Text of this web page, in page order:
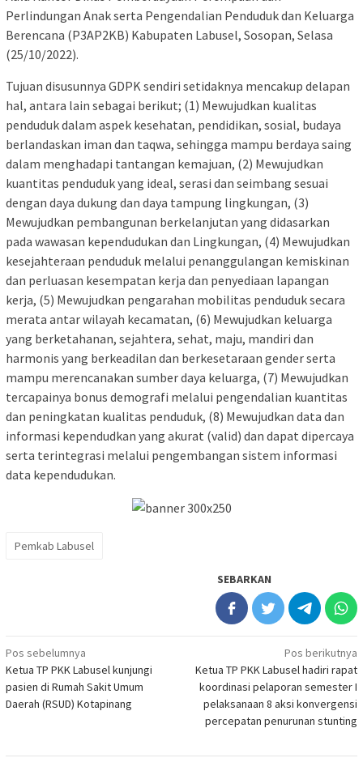
Perlindungan Anak serta Pengendalian Penduduk dan Keluarga
Berencana (P3AP2KB) Kabupaten Labusel, Sosopan, Selasa
(25/10/2022).
Tujuan disusunnya GDPK sendiri setidaknya mencakup delapan
hal, antara lain sebagai berikut; (1) Mewujudkan kualitas
penduduk dalam aspek kesehatan, pendidikan, sosial, budaya
berlandaskan iman dan taqwa, sehingga mampu berdaya saing
dalam menghadapi tantangan kemajuan, (2) Mewujudkan
kuantitas penduduk yang ideal, serasi dan seimbang sesuai
dengan daya dukung dan daya tampung lingkungan, (3)
Mewujudkan pembangunan berkelanjutan yang didasarkan
pada wawasan kependudukan dan Lingkungan, (4) Mewujudkan
kesejahteraan penduduk melalui penanggulangan kemiskinan
dan perluasan kesempatan kerja dan penyediaan lapangan
kerja, (5) Mewujudkan pengarahan mobilitas penduduk secara
merata antar wilayah kecamatan, (6) Mewujudkan keluarga
yang berketahanan, sejahtera, sehat, maju, mandiri dan
harmonis yang berkeadilan dan berkesetaraan gender serta
mampu merencanakan sumber daya keluarga, (7) Mewujudkan
tercapainya bonus demografi melalui pengendalian kuantitas
dan peningkatan kualitas penduduk, (8) Mewujudkan data dan
informasi kependudkan yang akurat (valid) dan dapat dipercaya
serta terintegrasi melalui pengembangan sistem informasi
data kependudukan.
Pemkab Labusel
SEBARKAN
Navigasi
pos
Pos sebelumnya
Ketua TP PKK Labusel kunjungi
pasien di Rumah Sakit Umum
Daerah (RSUD) Kotapinang
Pos berikutnya
Ketua TP PKK Labusel hadiri rapat
koordinasi pelaporan semester I
pelaksanaan 8 aksi konvergensi
percepatan penurunan stunting